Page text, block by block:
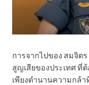
การจากไปของ สมจิต
สูญเสียของประเทศ ที่
เพียงตำนานความกล้